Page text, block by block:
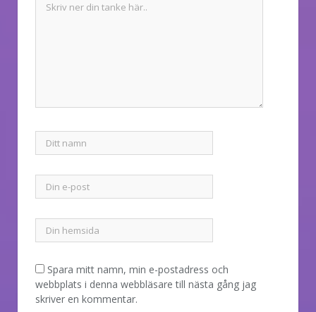
Spara mitt namn, min e-postadress och
webbplats i denna webbläsare till nästa gång jag
skriver en kommentar.